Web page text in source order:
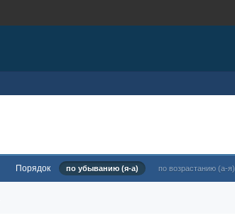
Порядок по убыванию (я-а) по возрастанию (а-я)